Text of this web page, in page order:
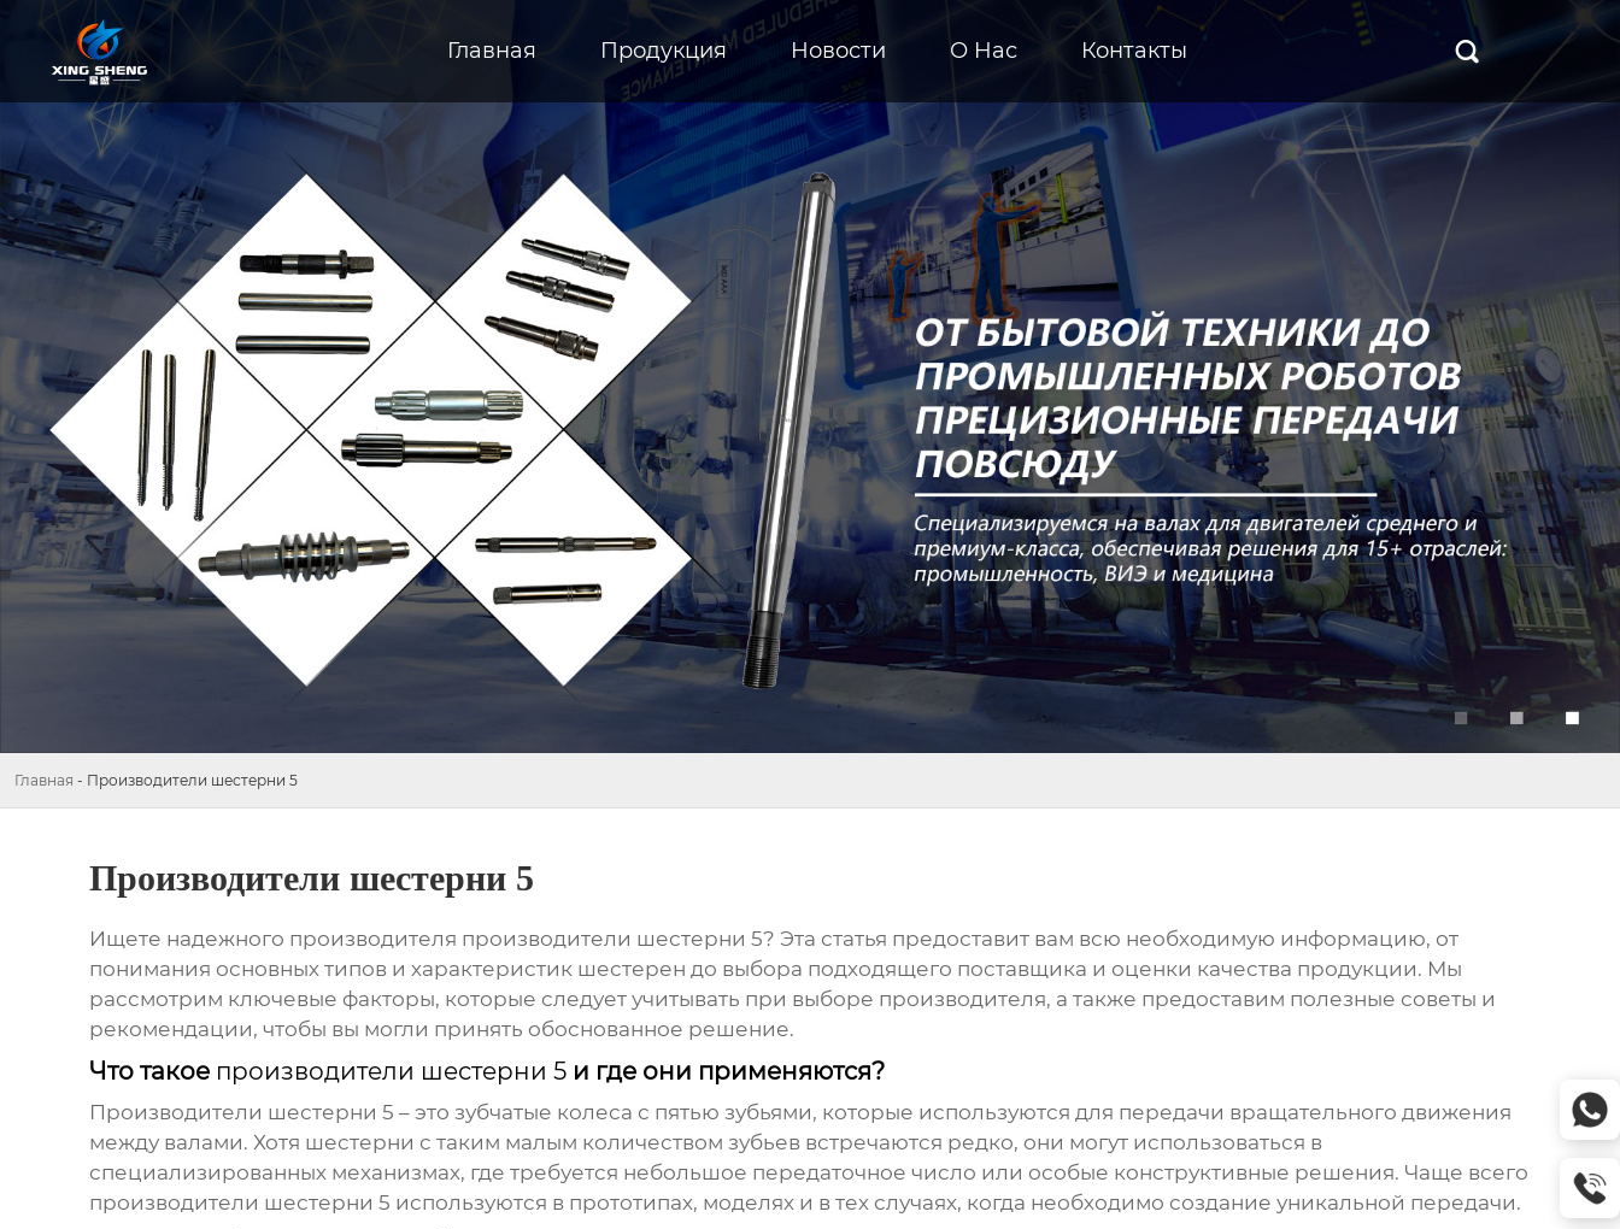
Главная Продукция Новости О Hас Контакты 
Главная - Производители шестерни 5
Производители шестерни 5
Ищете надежного производителя производители шестерни 5? Эта статья предоставит вам всю необходимую информацию, от
понимания основных типов и характеристик шестерен до выбора подходящего поставщика и оценки качества продукции. Мы
рассмотрим ключевые факторы, которые следует учитывать при выборе производителя, а также предоставим полезные советы и
рекомендации, чтобы вы могли принять обоснованное решение.
Что такое производители шестерни 5и где они применяются?
Производители шестерни 5 – это зубчатые колеса с пятью зубьями, которые используются для передачи вращательного движения
между валами. Хотя шестерни с таким малым количеством зубьев встречаются редко, они могут использоваться в
специализированных механизмах, где требуется небольшое передаточное число или особые конструктивные решения. Чаще всего
производители шестерни 5 используются в прототипах, моделях и в тех случаях, когда необходимо создание уникальной передачи.